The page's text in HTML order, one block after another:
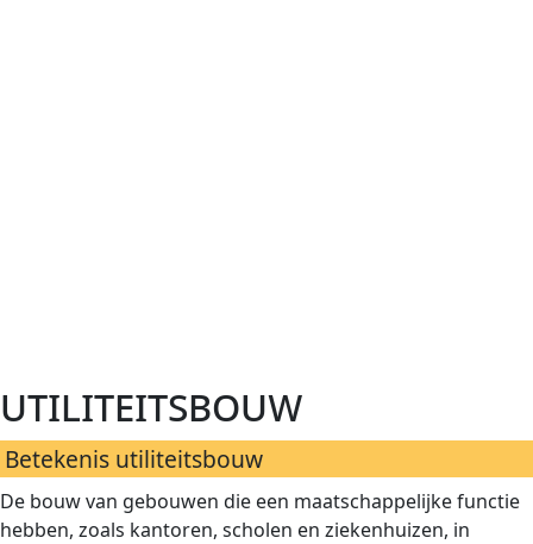
utiliteitsbouw
Betekenis utiliteitsbouw
De bouw van gebouwen die een maatschappelijke functie
hebben, zoals kantoren, scholen en ziekenhuizen, in